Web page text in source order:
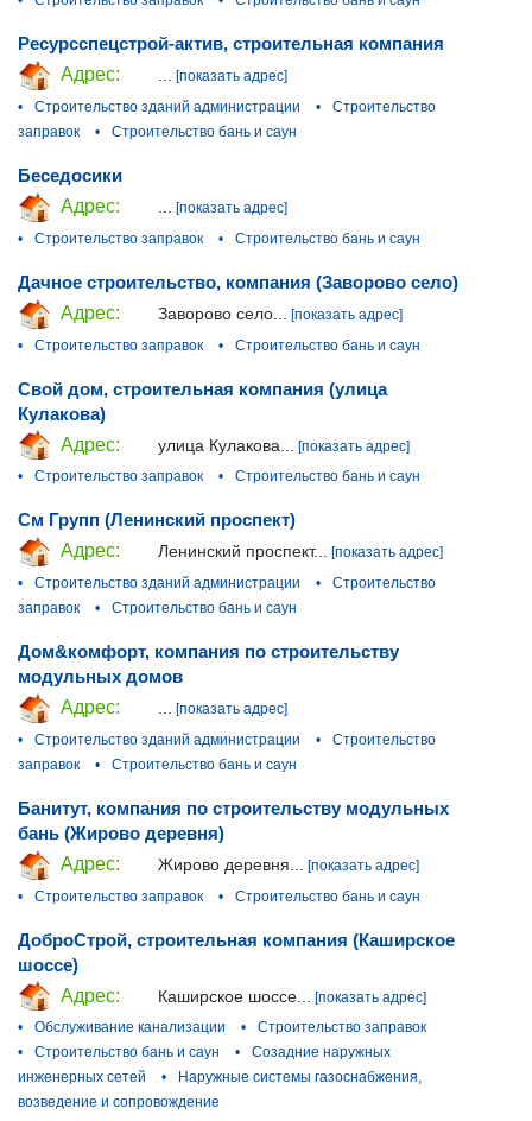
Ресурсспецстрой-актив, строительная компания
Адрес:
... [показать адрес]
•
Строительство зданий администрации •
Строительство
заправок
• Строительство бань и саун
Беседосики
Адрес:
[показать адрес]
•
Строительство заправок • Строительство бань и саун
Дачное строительство, компания (Заворово село)
Адрес:
Заворово село...
[показать адрес]
•
Строительство заправок • Строительство бань и саун
Свой дом, строительная компания (улица
Кулакова)
Адрес:
улица Кулакова...
[показать адрес]
•
Строительство заправок • Строительство бань и саун
См Групп (Ленинский проспект)
Адрес:
Ленинский проспект... [показать адрес]
•
Строительство зданий администрации •
Строительство
заправок
• Строительство бань и саун
Дом&комфорт, компания по строительству
модульных домов
Адрес:
[показать адрес]
•
Строительство зданий администрации •
Строительство
заправок
• Строительство бань и саун
Банитут, компания по строительству модульных
бань (Жирово деревня)
Адрес:
Жирово деревня...
[показать адрес]
•
Строительство заправок • Строительство бань и саун
ДоброСтрой, строительная компания (Каширское
шоссе)
Адрес:
Каширское шоссе...
[показать адрес]
•
Обслуживание канализации •
Строительство заправок
•
Строительство бань и саун •
Созадние наружных
инженерных сетей
•
Наружные системы газоснабжения,
возведение и сопровождение